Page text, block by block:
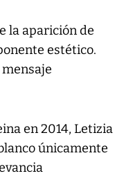
la aparición de
estético.
en 2014, Letizia
únicamente